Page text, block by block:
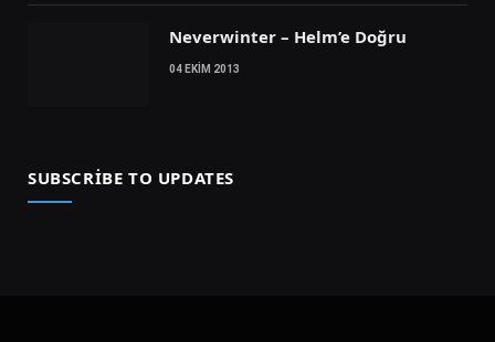
Neverwinter – Helm’e Doğru
04 EKIM 2013
SUBSCRIBE TO UPDATES